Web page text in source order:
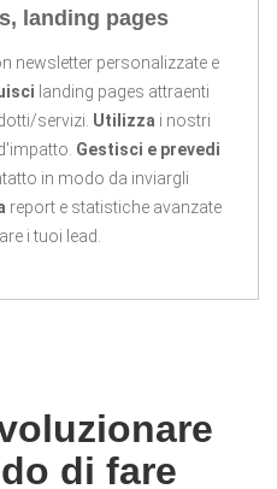
landing pages
newsletter personalizzate e
landing pages attraenti
servizi. Utilizza i nostri
Gestisci e prevedi
in modo da inviargli
report e statistiche avanzate
i tuoi lead.
di fare